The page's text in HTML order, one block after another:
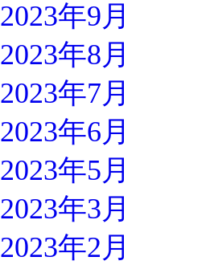
2023年9月
2023年8月
2023年7月
2023年6月
2023年5月
2023年3月
2023年2月